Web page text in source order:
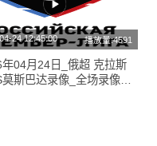
24 12:45:00 播放量:4591
年04月24日_俄超 克拉斯
莫斯巴达录像_全场录像